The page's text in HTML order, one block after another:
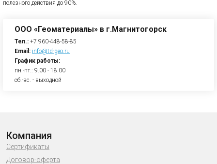
полезного действия до 90%.
ООО «Геоматериалы» в г.Магнитогорск
Тел.: +7 960-448-58-85
Email: info@td-geo.ru
График работы:
пн.-пт.: 9.00 - 18.00
сб.-вс. - выходной
Компания
Сертификаты
Договор-оферта